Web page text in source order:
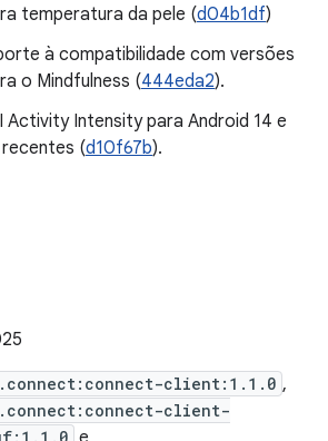
temperatura da pele (d04b1df)
à compatibilidade com versões
o Mindfulness (444eda2).
Activity Intensity para Android 14 e
(d10f67b).
client:1.1.0 ,
client-